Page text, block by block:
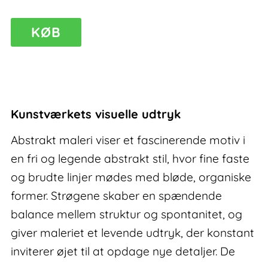
Liberate
I
KØB
Kunstværkets visuelle udtryk
Abstrakt maleri viser et fascinerende motiv i
en fri og legende abstrakt stil, hvor fine faste
og brudte linjer mødes med bløde, organiske
former. Strøgene skaber en spændende
balance mellem struktur og spontanitet, og
giver maleriet et levende udtryk, der konstant
inviterer øjet til at opdage nye detaljer. De